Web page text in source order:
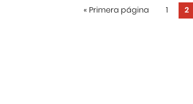
« Primera página 1 2